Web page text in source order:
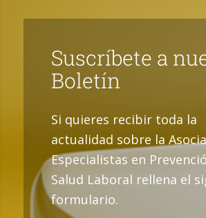
Suscríbete a
Boletín
Si quieres recibir toda la
actualidad sobre la
Especialistas en
Salud Laboral rellena el
formulario.